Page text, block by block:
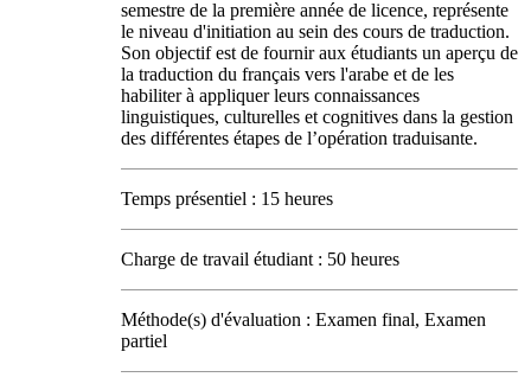
semestre de la première année de licence, représente
le niveau d'initiation au sein des cours de traduction.
Son objectif est de fournir aux étudiants un aperçu de
la traduction du français vers l'arabe et de les
habiliter à appliquer leurs connaissances
linguistiques, culturelles et cognitives dans la gestion
des différentes étapes de l’opération traduisante.
Temps présentiel : 15 heures
Charge de travail étudiant : 50 heures
Méthode(s) d'évaluation : Examen final, Examen
partiel